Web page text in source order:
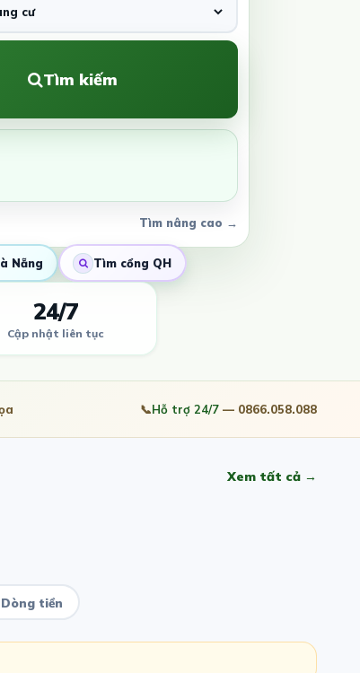
Tìm kiếm
Tìm nâng cao →
Nẵng Tìm cổng QH
24/7
Cập nhật liên tục
📞Hỗ trợ 24/7 — 0866.058.088
Xem tất cả →
Dòng tiền